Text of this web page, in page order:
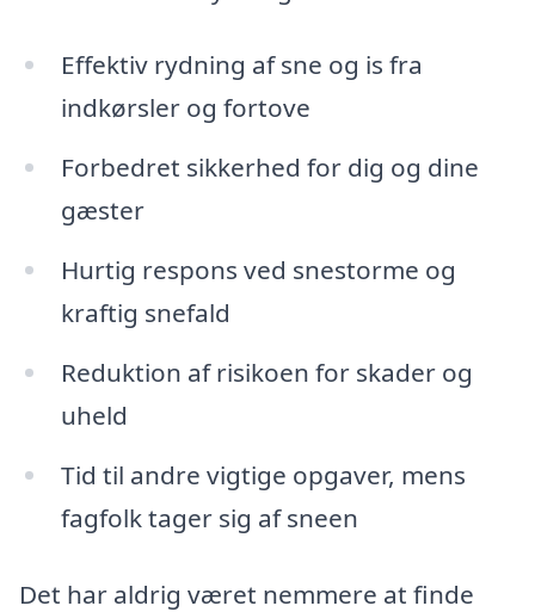
Effektiv rydning af sne og is fra
indkørsler og fortove
Forbedret sikkerhed for dig og dine
gæster
Hurtig respons ved snestorme og
kraftig snefald
Reduktion af risikoen for skader og
uheld
Tid til andre vigtige opgaver, mens
fagfolk tager sig af sneen
Det har aldrig været nemmere at finde